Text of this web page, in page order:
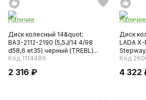
Наличие
Диск колесный 14&quot;
ВАЗ-2112-2190 (5,5J/14 4/98
d58,6 et35) черный (TREBL)...
Код 1114489
2 316 ₽
Наличие
Диск
LADA X-
Stepway
Код
4 322